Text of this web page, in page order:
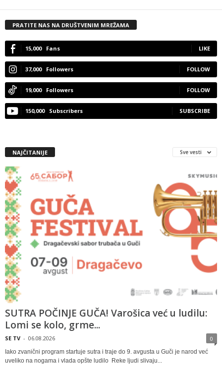
PRATITE NAS NA DRUŠTVENIM MREŽAMA
15,000 Fans LIKE
37,000 Followers FOLLOW
19,000 Followers FOLLOW
150,000 Subscribers SUBSCRIBE
NAJČITANIJE Sve vesti
SUTRA POČINJE GUČA! Varošica već u ludilu:
Lomi se kolo, grme...
SE TV - 06.08.2026 0
Iako zvanični program startuje sutra i traje do 9. avgusta u Guči je narod već
uveliko na nogama i vlada opšte ludilo Reke ljudi slivaju...